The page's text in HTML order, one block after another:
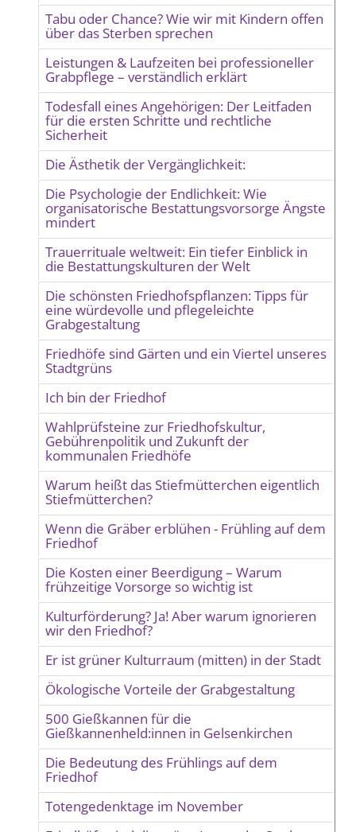
Tabu oder Chance? Wie wir mit Kindern offen
über das Sterben sprechen
Leistungen & Laufzeiten bei professioneller
Grabpflege – verständlich erklärt
Todesfall eines Angehörigen: Der Leitfaden
für die ersten Schritte und rechtliche
Sicherheit
Die Ästhetik der Vergänglichkeit:
Die Psychologie der Endlichkeit: Wie
organisatorische Bestattungsvorsorge Ängste
mindert
Trauerrituale weltweit: Ein tiefer Einblick in
die Bestattungskulturen der Welt
Die schönsten Friedhofspflanzen: Tipps für
eine würdevolle und pflegeleichte
Grabgestaltung
Friedhöfe sind Gärten und ein Viertel unseres
Stadtgrüns
Ich bin der Friedhof
Wahlprüfsteine zur Friedhofskultur,
Gebührenpolitik und Zukunft der
kommunalen Friedhöfe
Warum heißt das Stiefmütterchen eigentlich
Stiefmütterchen?
Wenn die Gräber erblühen - Frühling auf dem
Friedhof
Die Kosten einer Beerdigung – Warum
frühzeitige Vorsorge so wichtig ist
Kulturförderung? Ja! Aber warum ignorieren
wir den Friedhof?
Er ist grüner Kulturraum (mitten) in der Stadt
Ökologische Vorteile der Grabgestaltung
500 Gießkannen für die
Gießkannenheld:innen in Gelsenkirchen
Die Bedeutung des Frühlings auf dem
Friedhof
Totengedenktage im November